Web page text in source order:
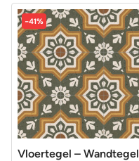
was:
59,95.
is:
24,95.
-41%
Vloertegel – Wandtegel